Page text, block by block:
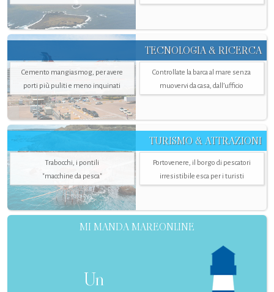
TECNOLOGIA & RICERCA
Cemento mangiasmog, per avere
porti più puliti e meno inquinati
Controllate la barca al mare senza
muovervi da casa, dall’ufficio
TURISMO & ATTRAZIONI
Trabocchi, i pontili
"macchine da pesca"
Portovenere, il borgo di pescatori
irresistibile esca per i turisti
MI MANDA MAREONLINE
Un